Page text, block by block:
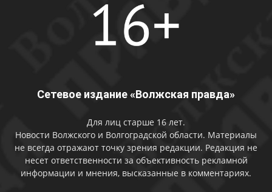
Сетевое издание «Волжская правда»
Для лиц старше 16 лет.
Новости Волжского и Волгоградской области. Материалы
не всегда отражают точку зрения редакции. Редакция не
несет ответственности за объективность рекламной
информации и мнения, высказанные в комментариях.